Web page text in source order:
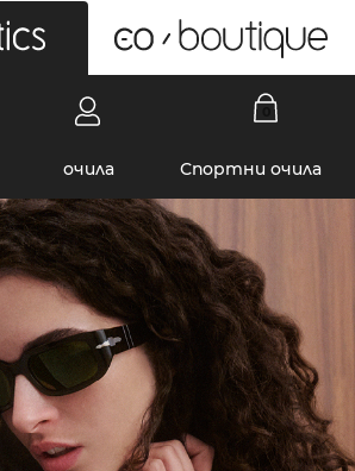
очила Спортни очила